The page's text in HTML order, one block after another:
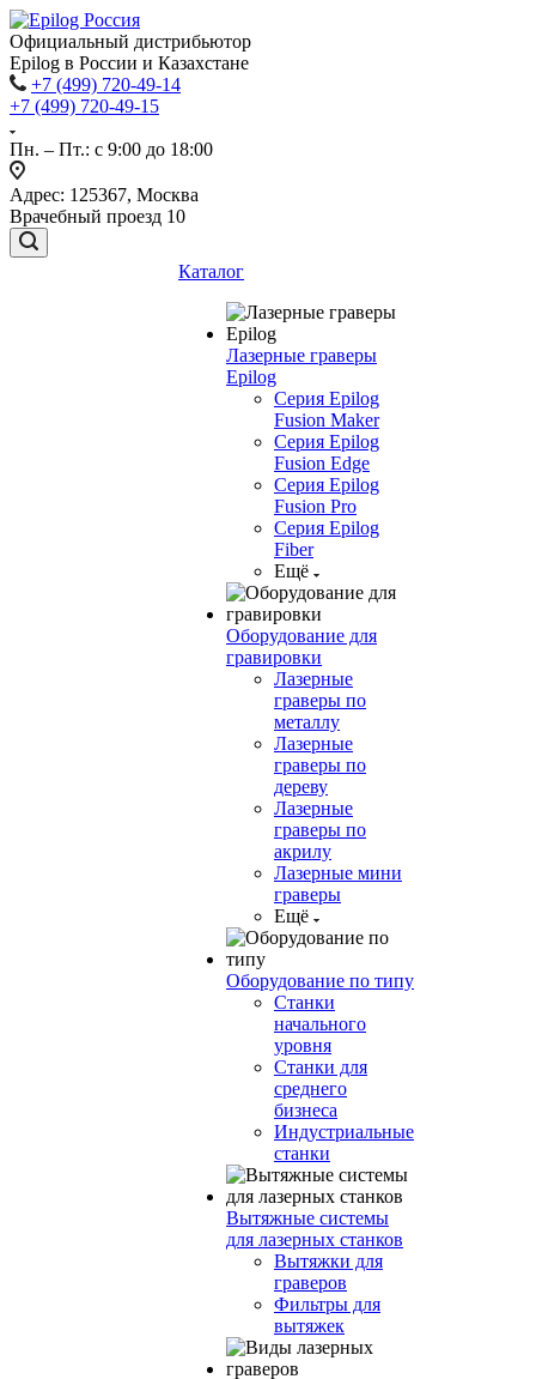
Официальный дистрибьютор
Epilog в России и Казахстане
+7 (499) 720-49-14
+7 (499) 720-49-15
Пн. – Пт.: с 9:00 до 18:00
Адрес: 125367, Москва
Врачебный проезд 10
Каталог
Лазерные граверы
Epilog
Серия Epilog
Fusion Maker
Серия Epilog
Fusion Edge
Серия Epilog
Fusion Pro
Серия Epilog
Fiber
Ещё
Оборудование для
гравировки
Лазерные
граверы по
металлу
Лазерные
граверы по
дереву
Лазерные
граверы по
акрилу
Лазерные мини
граверы
Ещё
Оборудование по типу
Cтанки
начального
уровня
Станки для
среднего
бизнеса
Индустриальные
станки
Вытяжные системы
для лазерных станков
Вытяжки для
граверов
Фильтры для
вытяжек